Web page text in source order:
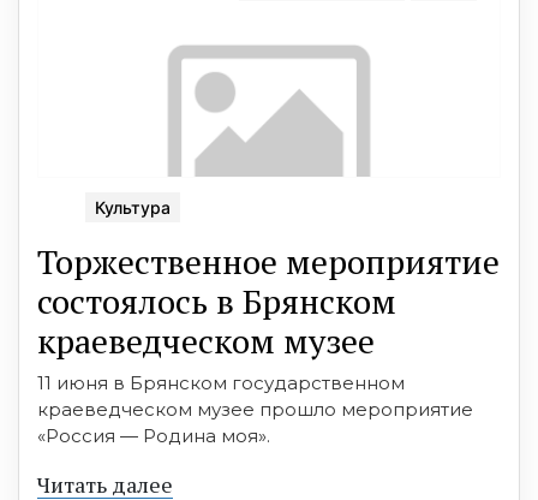
Культура
Торжественное мероприятие
состоялось в Брянском
краеведческом музее
11 июня в Брянском государственном
краеведческом музее прошло мероприятие
«Россия — Родина моя».
Читать далее